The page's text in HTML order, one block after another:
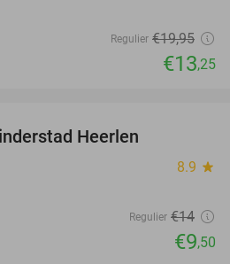
Regulier €19,95
€13,25
Heerlen
8.9 star
Regulier €14
€9,50